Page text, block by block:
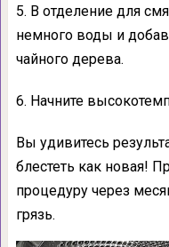
5. В отделение для
немного воды и
чайного дерева.
6. Начните
Вы удивитесь
блестеть как новая!
процедуру через
грязь.